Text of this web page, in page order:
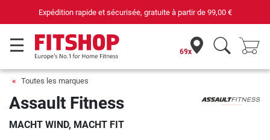
Expédition rapide et sécurisée, gratuite à partir de 99,00 €
69x
Toutes les marques
Assault Fitness
MACHT WIND, MACHT FIT